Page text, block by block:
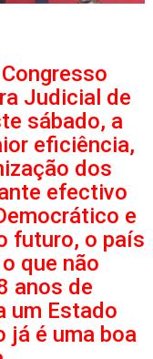
Judicial de
sábado, a
eficiência,
dos
efectivo
e
futuro, o país
que não
anos de
um Estado
já é uma boa